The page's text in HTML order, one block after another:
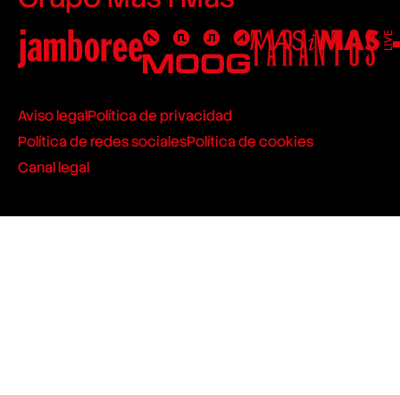
Aviso legalPolítica de privacidad
Política de redes socialesPolítica de cookies
Canal legal